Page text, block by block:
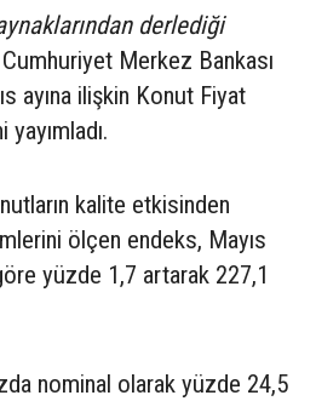
derlediği
Merkez Bankası
ayına ilişkin Konut Fiyat
kalite etkisinden
ölçen endeks, Mayıs
yüzde 1,7 artarak 227,1
nominal olarak yüzde 24,5